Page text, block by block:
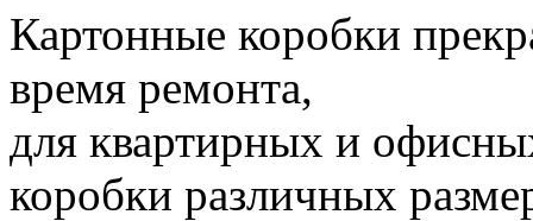
Картонные коробки
время ремонта,
для квартирных и
коробки различных